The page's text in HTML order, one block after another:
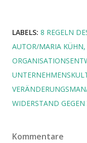
LABELS: 8 REGELN
AUTOR/MARIA KÜHN
WIDERSTAND
Kommentare